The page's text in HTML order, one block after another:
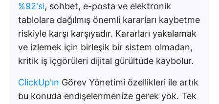
%92'si, sohbet, e-posta ve elektronik
tablolara dağılmış önemli kararları kaybetme
riskiyle karşı karşıyadır. Kararları yakalamak
ve izlemek için birleşik bir sistem olmadan,
kritik iş içgörüleri dijital gürültüde kaybolur.
ClickUp'ın Görev Yönetimi özellikleri ile artık
bu konuda endişelenmenize gerek yok. Tek